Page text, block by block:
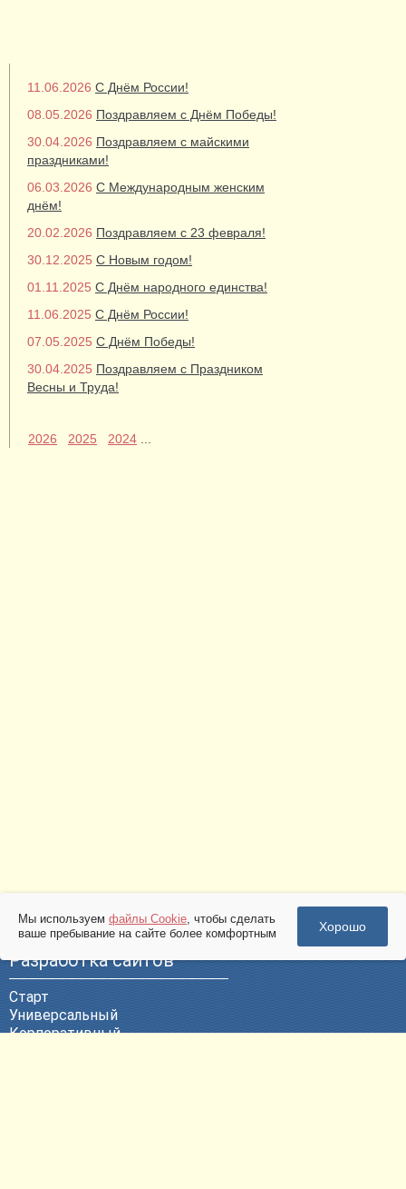
11.06.2026 С Днём России!
08.05.2026 Поздравляем с Днём Победы!
30.04.2026 Поздравляем с майскими
праздниками!
06.03.2026 С Международным женским
днём!
20.02.2026 Поздравляем с 23 февраля!
30.12.2025 С Новым годом!
01.11.2025 С Днём народного единства!
11.06.2025 С Днём России!
07.05.2025 С Днём Победы!
30.04.2025 Поздравляем с Праздником
Весны и Труда!
2026 2025 2024 ...
Разработка сайтов
Старт
Универсальный
Корпоративный
Мы используем файлы Cookie, чтобы сделать
ваше пребывание на сайте более комфортным
Хорошо